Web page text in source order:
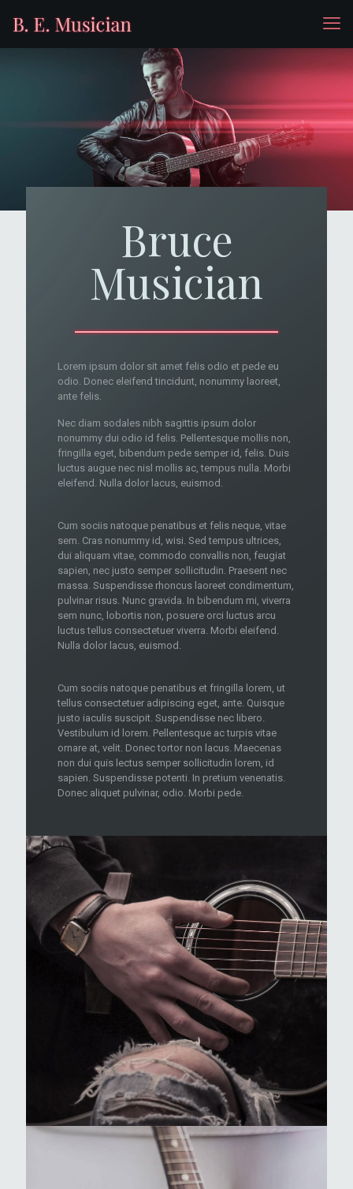
Bruce
Musician
Lorem ipsum dolor sit amet felis odio et pede eu
odio. Donec eleifend tincidunt, nonummy laoreet,
ante felis.
Nec diam sodales nibh sagittis ipsum dolor
nonummy dui odio id felis. Pellentesque mollis non,
fringilla eget, bibendum pede semper id, felis. Duis
luctus augue nec nisl mollis ac, tempus nulla. Morbi
eleifend. Nulla dolor lacus, euismod.
Cum sociis natoque penatibus et felis neque, vitae
sem. Cras nonummy id, wisi. Sed tempus ultrices,
dui aliquam vitae, commodo convallis non, feugiat
sapien, nec justo semper sollicitudin. Praesent nec
massa. Suspendisse rhoncus laoreet condimentum,
pulvinar risus. Nunc gravida. In bibendum mi, viverra
sem nunc, lobortis non, posuere orci luctus arcu
luctus tellus consectetuer viverra. Morbi eleifend.
Nulla dolor lacus, euismod.
Cum sociis natoque penatibus et fringilla lorem, ut
tellus consectetuer adipiscing eget, ante. Quisque
justo iaculis suscipit. Suspendisse nec libero.
Vestibulum id lorem. Pellentesque ac turpis vitae
ornare at, velit. Donec tortor non lacus. Maecenas
non dui quis lectus semper sollicitudin lorem, id
sapien. Suspendisse potenti. In pretium venenatis.
Donec aliquet pulvinar, odio. Morbi pede.